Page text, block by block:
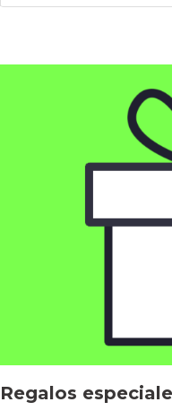
Regalos